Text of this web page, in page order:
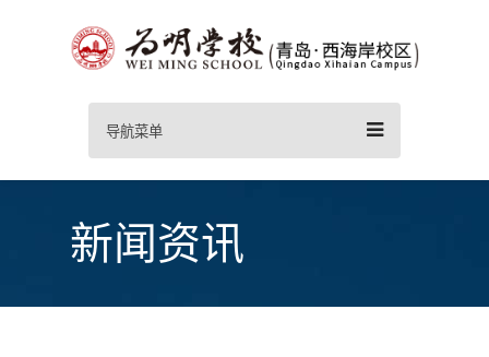
导航菜单
新闻资讯